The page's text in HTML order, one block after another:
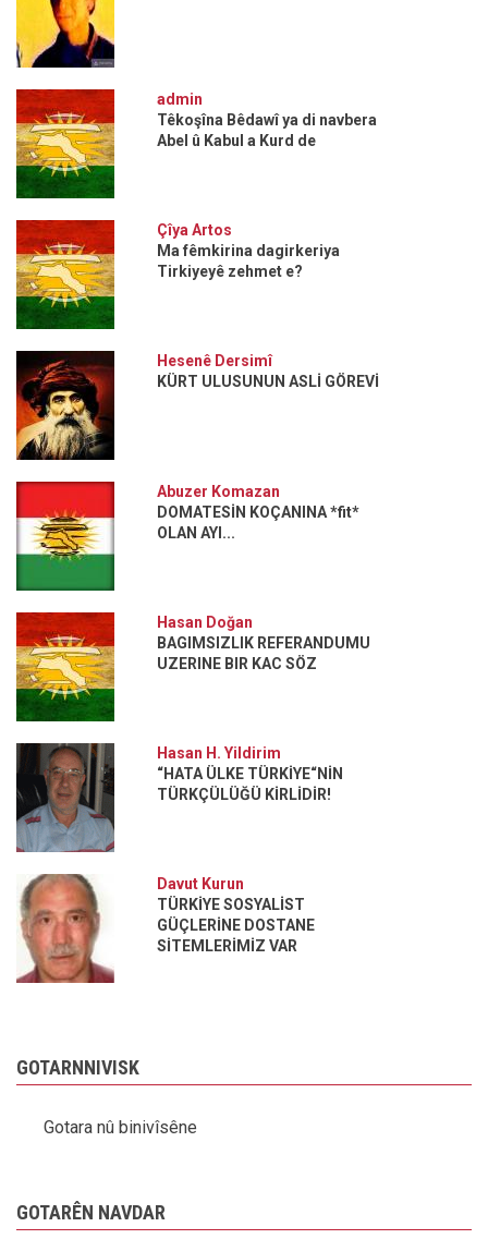
admin
Têkoşîna Bêdawî ya di navbera
Abel û Kabul a Kurd de
Çîya Artos
Ma fêmkirina dagirkeriya
Tirkiyeyê zehmet e?
Hesenê Dersimî
KÜRT ULUSUNUN ASLİ GÖREVİ
Abuzer Komazan
DOMATESİN KOÇANINA *fit*
OLAN AYI...
Hasan Doğan
BAGIMSIZLIK REFERANDUMU
UZERINE BIR KAC SÖZ
Hasan H. Yildirim
“HATA ÜLKE TÜRKİYE“NİN
TÜRKÇÜLÜĞÜ KİRLİDİR!
Davut Kurun
TÜRKİYE SOSYALİST
GÜÇLERİNE DOSTANE
SİTEMLERİMİZ VAR
GOTARNNIVISK
Gotara nû binivîsêne
GOTARÊN NAVDAR